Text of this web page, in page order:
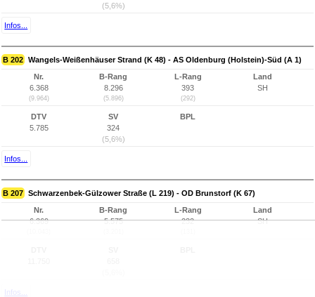
(5,6%)
Infos...
B 202 Wangels-Weißenhäuser Strand (K 48) - AS Oldenburg (Holstein)-Süd (A 1)
Nr.
6.368
(9.964)
B-Rang
8.296
(5.896)
L-Rang
393
(292)
Land
SH
DTV
5.785
SV
324
(5,6%)
BPL
Infos...
B 207 Schwarzenbek-Gülzower Straße (L 219) - OD Brunstorf (K 67)
Nr.
6.369
B-Rang
5.575
L-Rang
232
Land
SH
Infos...